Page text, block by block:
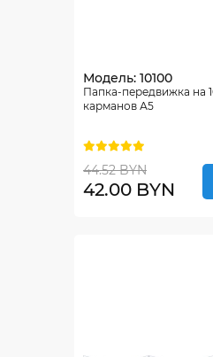
Модель: 10100
Папка-передвижка на
карманов А5
44.52 BYN
42.00 BYN